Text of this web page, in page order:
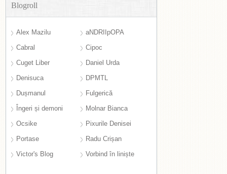
Blogroll
Alex Mazilu
aNDRIIpOPA
Cabral
Cipoc
Cuget Liber
Daniel Urda
Denisuca
DPMTL
Dușmanul
Fulgerică
Îngeri și demoni
Molnar Bianca
Ocsike
Pixurile Denisei
Portase
Radu Crișan
Victor's Blog
Vorbind în liniște